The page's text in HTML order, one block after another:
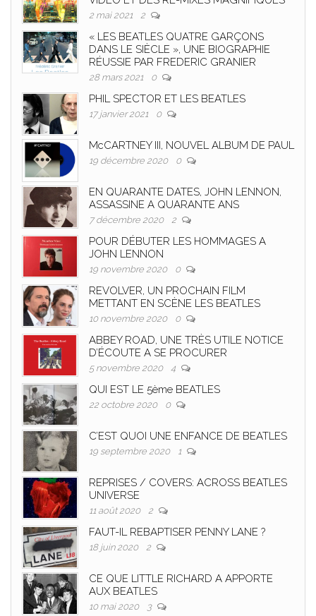
2 mai 2021 2
« LES BEATLES QUATRE GARÇONS
DANS LE SIÈCLE », UNE BIOGRAPHIE
RÉUSSIE PAR FREDERIC GRANIER
28 mars 2021 0
PHIL SPECTOR ET LES BEATLES
17 janvier 2021 0
McCARTNEY III, NOUVEL ALBUM DE PAUL
19 décembre 2020 0
EN QUARANTE DATES, JOHN LENNON,
ASSASSINE A QUARANTE ANS
7 décembre 2020 2
POUR DÉBUTER LES HOMMAGES A
JOHN LENNON
19 novembre 2020 0
REVOLVER, UN PROCHAIN FILM
METTANT EN SCÈNE LES BEATLES
10 novembre 2020 0
ABBEY ROAD, UNE TRÈS UTILE NOTICE
D’ÉCOUTE A SE PROCURER
5 novembre 2020 4
QUI EST LE 5ème BEATLES
22 octobre 2020 0
C’EST QUOI UNE ENFANCE DE BEATLES
19 septembre 2020 1
REPRISES / COVERS: ACROSS BEATLES
UNIVERSE
11 août 2020 2
FAUT-IL REBAPTISER PENNY LANE ?
18 juin 2020 2
CE QUE LITTLE RICHARD A APPORTE
AUX BEATLES
10 mai 2020 3